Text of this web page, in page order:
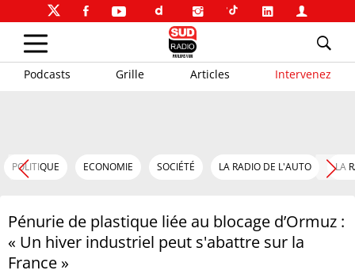
Podcasts Grille Articles Intervenez
POLITIQUE ECONOMIE SOCIÉTÉ LA RADIO DE L'AUTO LA
Pénurie de plastique liée au blocage d’Ormuz :
« Un hiver industriel peut s'abattre sur la
France »